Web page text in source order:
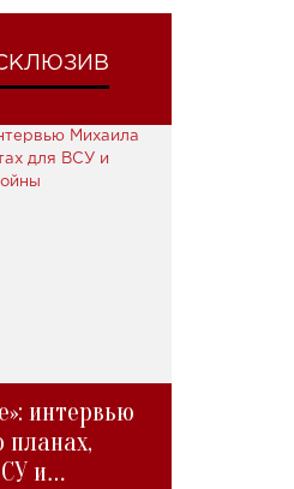
интервью
и